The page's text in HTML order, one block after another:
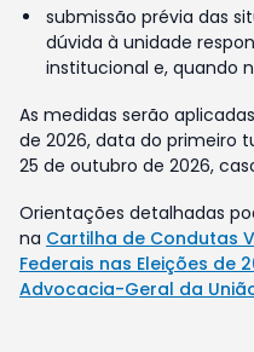
submissão prévia das
dúvida à unidade
institucional e, quando
As medidas serão
de 2026, data do primeiro
25 de outubro de 2026,
Orientações detalhadas
na Cartilha de Condutas
Federais nas Eleições de
Advocacia-Geral da